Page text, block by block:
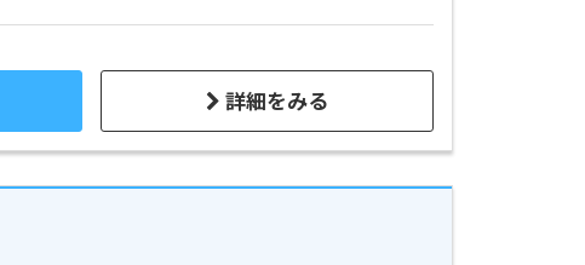
詳細をみる